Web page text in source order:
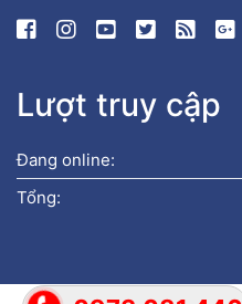
Lượt truy cập
Đang online:
Tổng: